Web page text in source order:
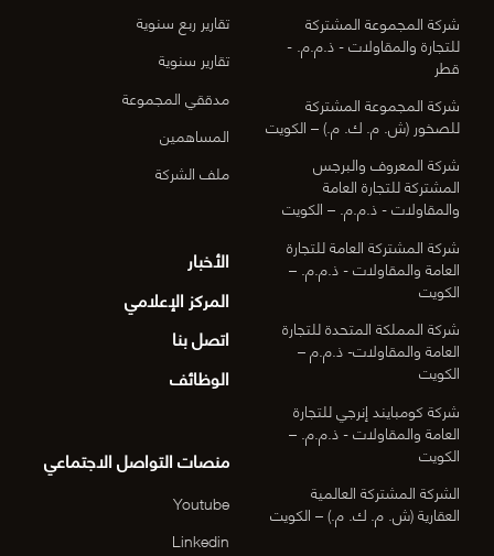
شركة المجموعة المشتركة
للتجارة والمقاولات - ذ.م.م. -
قطر
شركة المجموعة المشتركة
للصخور (ش. م. ك. م.) – الكويت
شركة المعروف والبرجس
المشتركة للتجارة العامة
والمقاولات - ذ.م.م. – الكويت
شركة المشتركة العامة للتجارة
العامة والمقاولات - ذ.م.م. –
الكويت
شركة المملكة المتحدة للتجارة
العامة والمقاولات- ذ.م.م –
الكويت
شركة كومبايند إنرجي للتجارة
العامة والمقاولات - ذ.م.م. –
الكويت
الشركة المشتركة العالمية
العقارية (ش. م. ك. م.) – الكويت
تقارير ربع سنوية
تقارير سنوية
مدققي المجموعة
المساهمين
ملف الشركة
الأخبار
المركز الإعلامي
اتصل بنا
الوظائف
منصات التواصل الاجتماعي
Youtube
Linkedin